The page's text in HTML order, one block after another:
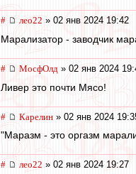
# лео22 » 02 янв 2024 19:42
Марализатор - заводчик
# МосфОлд » 02 янв 2024
Ливер это почти Мясо!
# Карелин » 02 янв 2024
"Маразм - это оргазм
# лео22 » 02 янв 2024 19:27